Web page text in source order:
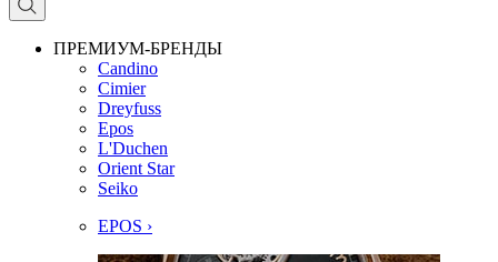
ПРЕМИУМ-БРЕНДЫ
Candino
Cimier
Dreyfuss
Epos
L'Duchen
Orient Star
Seiko
EPOS ›